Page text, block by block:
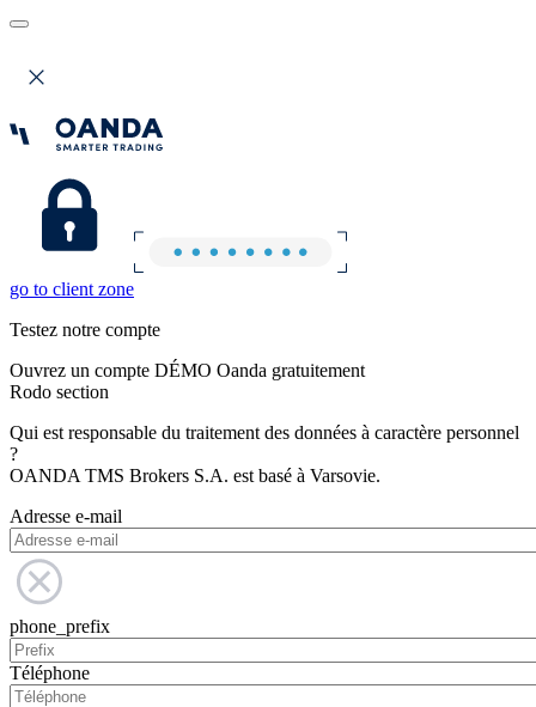
go to client zone
Testez notre compte
Ouvrez un compte DÉMO Oanda gratuitement
Rodo section
Qui est responsable du traitement des données à caractère personnel
?
OANDA TMS Brokers S.A. est basé à Varsovie.
Adresse e-mail
phone_prefix
Téléphone